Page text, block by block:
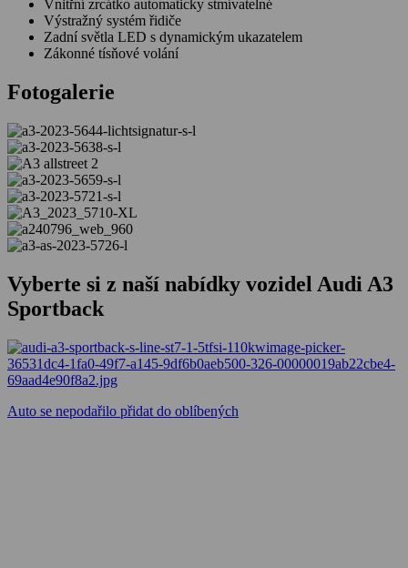
Vnitřní zrcátko automaticky stmívatelné
Výstražný systém řidiče
Zadní světla LED s dynamickým ukazatelem
Zákonné tísňové volání
Fotogalerie
Vyberte si z naší nabídky vozidel Audi A3
Sportback
Auto se nepodařilo přidat do oblíbených